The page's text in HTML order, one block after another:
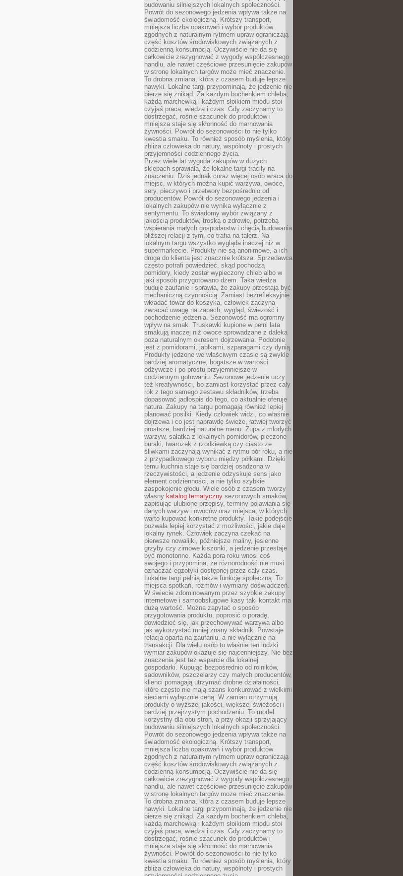
budowaniu silniejszych lokalnych społeczności.
Powrót do sezonowego jedzenia wpływa także na
świadomość ekologiczną. Krótszy transport,
mniejsza liczba opakowań i wybór produktów
zgodnych z naturalnym rytmem upraw ograniczają
część kosztów środowiskowych związanych z
codzienną konsumpcją. Oczywiście nie da się
całkowicie zrezygnować z wygody współczesnego
handlu, ale nawet częściowe przesunięcie zakupów
w stronę lokalnych targów może mieć znaczenie.
To drobna zmiana, która z czasem buduje lepsze
nawyki. Lokalne targi przypominają, że jedzenie nie
bierze się znikąd. Za każdym bochenkiem chleba,
każdą marchewką i każdym słoikiem miodu stoi
czyjaś praca, wiedza i czas. Gdy zaczynamy to
dostrzegać, rośnie szacunek do produktów i
mniejsza staje się skłonność do marnowania
żywności. Powrót do sezonowości to nie tylko
kwestia smaku. To również sposób myślenia, który
zbliża człowieka do natury, wspólnoty i prostych
przyjemności codziennego życia.
Przez wiele lat wygoda zakupów w dużych
sklepach sprawiała, że lokalne targi traciły na
znaczeniu. Dziś jednak coraz więcej osób wraca do
miejsc, w których można kupić warzywa, owoce,
sery, pieczywo i przetwory bezpośrednio od
producentów. Powrót do sezonowego jedzenia i
lokalnych zakupów nie wynika wyłącznie z
sentymentu. To świadomy wybór związany z
jakością produktów, troską o zdrowie, potrzebą
wspierania małych gospodarstw i chęcią budowania
bliższej relacji z tym, co trafia na talerz. Na
lokalnym targu wszystko wygląda inaczej niż w
supermarkecie. Produkty nie są anonimowe, a ich
droga do klienta jest znacznie krótsza. Sprzedawca
często potrafi powiedzieć, skąd pochodzą
pomidory, kiedy został wypieczony chleb albo w
jaki sposób przygotowano dżem. Taka wiedza
buduje zaufanie i sprawia, że zakupy przestają być
mechaniczną czynnością. Zamiast bezrefleksyjnie
wkładać towar do koszyka, człowiek zaczyna
zwracać uwagę na zapach, wygląd, świeżość i
pochodzenie jedzenia. Sezonowość ma ogromny
wpływ na smak. Truskawki kupione w pełni lata
smakują inaczej niż owoce sprowadzane z daleka
poza naturalnym okresem dojrzewania. Podobnie
jest z pomidorami, jabłkami, szparagami czy dynią.
Produkty jedzone we właściwym czasie są zwykle
bardziej aromatyczne, bogatsze w wartości
odżywcze i po prostu przyjemniejsze w
codziennym gotowaniu. Sezonowe jedzenie uczy
też kreatywności, bo zamiast korzystać przez cały
rok z tego samego zestawu składników, trzeba
dopasować jadłospis do tego, co aktualnie oferuje
natura. Zakupy na targu pomagają również lepiej
planować posiłki. Kiedy człowiek widzi, co właśnie
dojrzewa i co jest naprawdę świeże, łatwiej tworzyć
prostsze, bardziej naturalne menu. Zupa z młodych
warzyw, sałatka z lokalnych pomidorów, pieczone
buraki, twarożek z rzodkiewką czy ciasto ze
śliwkami zaczynają wynikać z rytmu pór roku, a nie
z przypadkowego wyboru między półkami. Dzięki
temu kuchnia staje się bardziej osadzona w
rzeczywistości, a jedzenie odzyskuje sens jako
element codzienności, a nie tylko szybkie
zaspokojenie głodu. Wiele osób z czasem tworzy
własny katalog tematyczny sezonowych smaków,
zapisując ulubione przepisy, terminy pojawiania się
danych warzyw i owoców oraz miejsca, w których
warto kupować konkretne produkty. Takie podejście
pozwala lepiej korzystać z możliwości, jakie daje
lokalny rynek. Człowiek zaczyna czekać na
pierwsze nowalijki, późniejsze maliny, jesienne
grzyby czy zimowe kiszonki, a jedzenie przestaje
być monotonne. Każda pora roku wnosi coś
swojego i przypomina, że różnorodność nie musi
oznaczać egzotyki dostępnej przez cały czas.
Lokalne targi pełnią także funkcję społeczną. To
miejsca spotkań, rozmów i wymiany doświadczeń.
W świecie zdominowanym przez szybkie zakupy
internetowe i samoobsługowe kasy taki kontakt ma
dużą wartość. Można zapytać o sposób
przygotowania produktu, poprosić o poradę,
dowiedzieć się, jak przechowywać warzywa albo
jak wykorzystać mniej znany składnik. Powstaje
relacja oparta na zaufaniu, a nie wyłącznie na
transakcji. Dla wielu osób to właśnie ten ludzki
wymiar zakupów okazuje się najcenniejszy. Nie bez
znaczenia jest też wsparcie dla lokalnej
gospodarki. Kupując bezpośrednio od rolników,
sadowników, pszczelarzy czy małych producentów,
klienci pomagają utrzymać drobne działalności,
które często nie mają szans konkurować z wielkimi
sieciami wyłącznie ceną. W zamian otrzymują
produkty o wyższej jakości, większej świeżości i
bardziej przejrzystym pochodzeniu. To model
korzystny dla obu stron, a przy okazji sprzyjający
budowaniu silniejszych lokalnych społeczności.
Powrót do sezonowego jedzenia wpływa także na
świadomość ekologiczną. Krótszy transport,
mniejsza liczba opakowań i wybór produktów
zgodnych z naturalnym rytmem upraw ograniczają
część kosztów środowiskowych związanych z
codzienną konsumpcją. Oczywiście nie da się
całkowicie zrezygnować z wygody współczesnego
handlu, ale nawet częściowe przesunięcie zakupów
w stronę lokalnych targów może mieć znaczenie.
To drobna zmiana, która z czasem buduje lepsze
nawyki. Lokalne targi przypominają, że jedzenie nie
bierze się znikąd. Za każdym bochenkiem chleba,
każdą marchewką i każdym słoikiem miodu stoi
czyjaś praca, wiedza i czas. Gdy zaczynamy to
dostrzegać, rośnie szacunek do produktów i
mniejsza staje się skłonność do marnowania
żywności. Powrót do sezonowości to nie tylko
kwestia smaku. To również sposób myślenia, który
zbliża człowieka do natury, wspólnoty i prostych